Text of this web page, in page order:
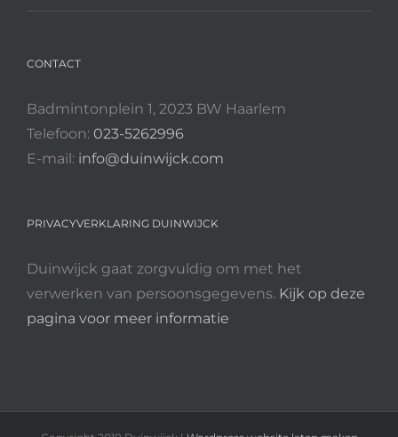
CONTACT
Badmintonplein 1, 2023 BW Haarlem
Telefoon: 023-5262996
E-mail: info@duinwijck.com
PRIVACYVERKLARING DUINWIJCK
Duinwijck gaat zorgvuldig om met het
verwerken van persoonsgegevens. Kijk op deze
pagina voor meer informatie